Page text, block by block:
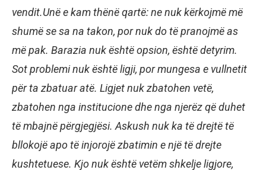
vendit.Unë e kam thënë qartë: ne nuk kërkojmë më
shumë se sa na takon, por nuk do të pranojmë as
më pak. Barazia nuk është opsion, është detyrim.
Sot problemi nuk është ligji, por mungesa e vullnetit
për ta zbatuar atë. Ligjet nuk zbatohen vetë,
zbatohen nga institucione dhe nga njerëz që duhet
të mbajnë përgjegjësi. Askush nuk ka të drejtë të
bllokojë apo të injorojë zbatimin e një të drejte
kushtetuese. Kjo nuk është vetëm shkelje ligjore,